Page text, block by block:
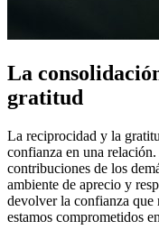
La
gratitud
La reciprocidad y la
confianza en una
contribuciones de los
ambiente de aprecio y
devolver la confianza que
estamos comprometidos